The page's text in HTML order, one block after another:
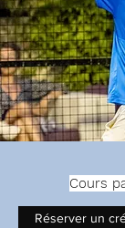
Cours
Réserver un